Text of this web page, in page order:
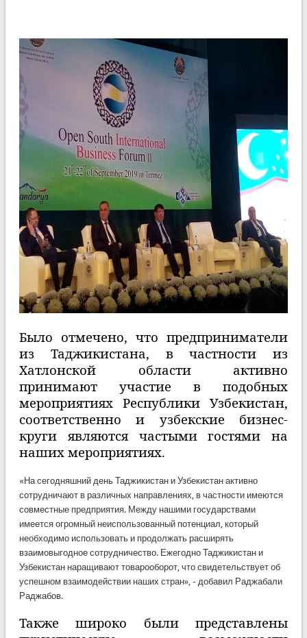
Было отмечено, что предприниматели
из Таджикистана, в частности из
Хатлонской области активно
принимают участие в подобных
мероприятиях Республики Узбекистан,
соответственно и узбекские бизнес-
круги являются частыми гостями на
наших мероприятиях.
«На сегодняшний день Таджикистан и Узбекистан активно
сотрудничают в различных направлениях, в частности имеются
совместные предприятия. Между нашими государствами
имеется огромный неиспользованный потенциал, который
необходимо использовать и продолжать расширять
взаимовыгодное сотрудничество. Ежегодно Таджикистан и
Узбекистан наращивают товарооборот, что свидетельствует об
успешном взаимодействии наших стран», - добавил Раджабали
Раджабов.
Также широко были представлены